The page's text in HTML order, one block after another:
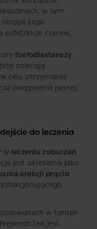
w tym
terapii tego
substancje czynne,
fosfodiesterazy
zalecają
w celu utrzymania
osiągnięcia pełnej
do leczenia
w leczeniu zaburzeń
jest określana jako
erekcji prącia
w terapii
ten jest